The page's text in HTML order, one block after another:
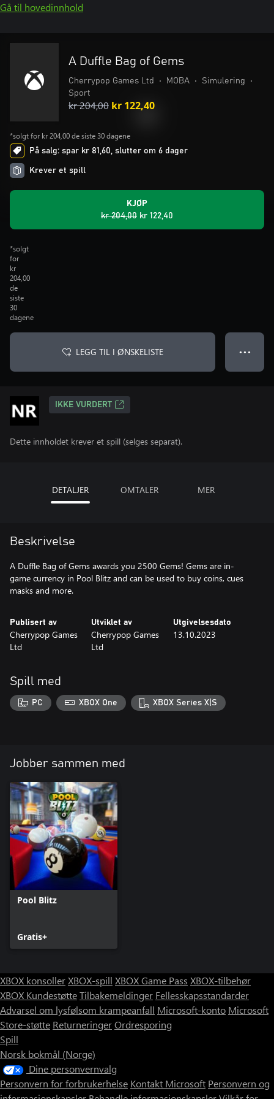
Gå til hovedinnhold
A Duffle Bag of Gems
Cherrypop Games Ltd • MOBA • Simulering
•
Sport
kr 204,00 kr 122,40
*solgt for kr 204,00 de siste 30 dagene
På salg: spar kr 81,60, slutter om 6 dager
Krever et spill
KJØP
kr 204,00 kr 122,40
*solgt
for
kr
204,00
de
siste
30
dagene
LEGG TIL I ØNSKELISTE ● ● ●
IKKE VURDERT
Dette innholdet krever et spill (selges separat).
DETALJER OMTALER MER
Beskrivelse
A Duffle Bag of Gems awards you 2500 Gems! Gems are in-
game currency in Pool Blitz and can be used to buy coins, cues
masks and more.
Publisert av
Cherrypop Games
Ltd
Utviklet av
Cherrypop Games
Ltd
Utgivelsesdato
13.10.2023
Spill med
PC XBOX One XBOX Series X|S
Jobber sammen med
Pool Blitz
Gratis+
XBOX konsollerXBOX-spill XBOX Game Pass XBOX-tilbehør
XBOX KundestøtteTilbakemeldinger Fellesskapsstandarder
Advarsel om lysfølsom krampeanfall Microsoft-konto Microsoft
Store-støtte ReturneringerOrdresporing
Spill
Norsk bokmål (Norge)
Dine personvernvalg
Personvern for forbrukerhelse Kontakt Microsoft Personvern og